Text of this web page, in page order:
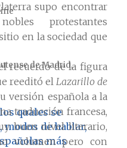
supo encontrar
protestantes
en la sociedad que
recuerdo de la figura
reeditó elLazarillo de
versión española a la
traducción francesa,
buen nivel literario,
volumen pero con
de Madrid,
quales se
de hablar,
más